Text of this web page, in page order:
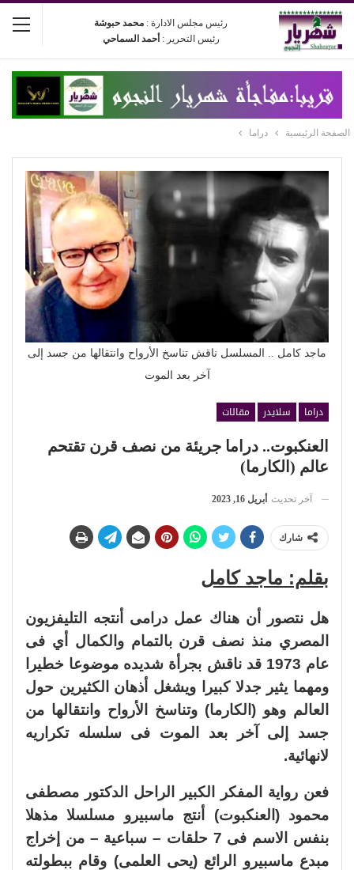
رئيس مجلس الادارة : محمد حبوشة
رئيس التحرير : أحمد السماحي
الصفحة الرئيسية دراما
ماجد كامل .. المسلسل ناقش تناسخ الأرواح وانتقالها من جسد إلى
آخر بعد الموت
دراما سلايدر
مقالات
العنكبوت.. دراما جريئة من نصف قرن تقتحم
عالم (الكارما)
آخر تحديث أبريل 16, 2023
شارك
بقلم: ماجد كامل
هل نتصور أن هناك عمل درامى أنتجه التليفزيون
المصري منذ نصف قرن بالتمام والكمال أي فى
عام 1973 قد ناقش بجرأة شديده موضوعا خطيرا
ومهما يثير جدلا كبيرا ويشغل أذهان الكثيرين حول
العالم وهو (الكارما) وتناسخ الأرواح وانتقالها من
جسد إلى آخر بعد الموت فى سلسله تكراريه
لانهائية.
فعن رواية المفكر الكبير الراحل الدكتور مصطفى
محمود (العنكبوت) أنتج ماسبيرو مسلسلا مذهلا
بنفس الاسم فى 7 حلقات – سباعية – من إخراج
مبدع ماسبيرو الرائع (يحى العلمى) وقام ببطولته